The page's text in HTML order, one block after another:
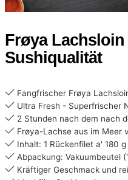
Frøya
Sushiqualität
Fangfrischer Frøya
Ultra Fresh - Superfrischer
2 Stunden nach dem nach
Frøya-Lachse aus im Meer
Inhalt: 1 Rückenfilet a' 180
Abpackung: Vakuumbeutel
Kräftiger Geschmack und